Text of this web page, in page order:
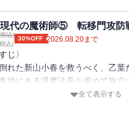
面楚歌には旅をさせろ（マジ
暗鬼は鬼も食わない（文化祭
枯る（妖魔襲撃） 用意周到、
いが丁度いい） 以心伝心、盗泉
う見方もある） 豪放磊落、糾
、今までの妖魔の何倍？） 閑
と、ぶっちゃけるぜ要先生） 泥
がある日常へ第五章 成長のあ
）書籍版特典SS カナン魔導
たちの・・・・・・非日常
の周りでは、目まぐるしく事
いに転移門開放のための儀式が
倒れてしまう。
から購入した物品】で、地球侵
魔術師と仲間たちの熱い戦いが
代の魔術師⑤ 転移門攻防
込)
込)
30%OFF 2026.08.20まで
じ〉
れた新山小春を救うべく、乙
地にある退魔法具を求めて旅立
最中、百道烈士は転移門解放の儀
全て表示する